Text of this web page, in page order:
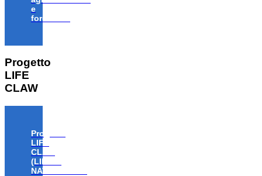
e
forestale”
Progetto
LIFE
CLAW
Progetto
LIFE
CLAW
(LIFE18
NAT/IT/000806)